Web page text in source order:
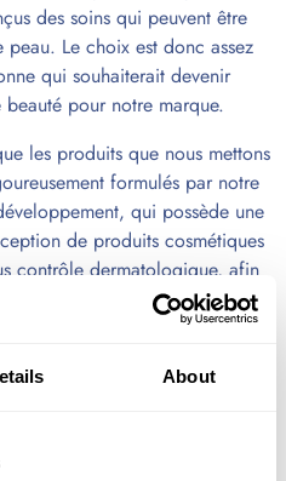
About
des soins qui peuvent être
Le choix est donc assez
qui souhaiterait devenir
pour notre marque.
les produits que nous mettons
formulés par notre
qui possède une
de produits cosmétiques
contrôle dermatologique, afin
de qualité élevé.
produire en